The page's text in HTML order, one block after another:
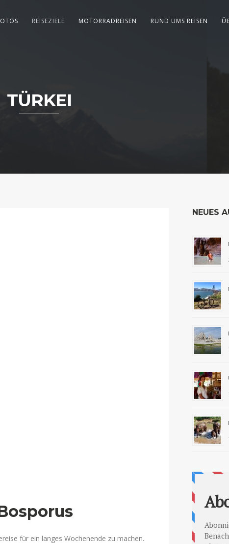
REISEZIELE MOTORRADREISEN RUND UMS REISEN
TÜRKEI
für ein langes Wochenende zu machen.
NEUES